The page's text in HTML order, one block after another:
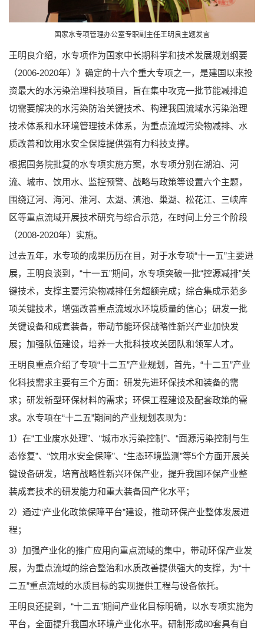
国家水专项管理办公室专职副主任王明良主题发言
王明良介绍，水专项作为国家中长期科学和技术发展规划纲要
（2006-2020年）》确定的十六个重大专项之一，是建国以来投
资最大的水污染治理科技项目，旨在集中攻克一批节能减排迫
切需要解决的水污染防治关键技术、构建我国流域水污染治理
技术体系和水环境管理技术体系，为重点流域污染物减排、水
质改善和饮用水安全保障提供强有力科技支撑。
根据国务院批复的水专项实施方案，水专项分别在湖泊、河
流、城市、饮用水、监控预警、战略与政策等设置六个主题，
围绕辽河、海河、淮河、太湖、滇池、巢湖、松花江、三峡库
区等重点流域开展技术研究与综合示范，在时间上分三个阶段
（2008-2020年）实施。
过去五年，水专项的成果历历在目，对于水专项“十一五”主要进
展，王明良谈到，“十一五”期间，水专项突破一批“控源减排”关
键技术，支撑主要污染物减排任务超额完成；综合集成示范多
项关键技术，增强改善重点流域水环境质量的信心；研发一批
关键设备和成套装备，带动节能环保战略性新兴产业加快发
展；加强队伍建设，培养一大批科技攻关团队和领军人才。
王明良重点介绍了专项“十二五”产业规划，首先，“十二五”产业
化科技需求主要有三个方面：研发先进环保技术和装备的需
求；研发新型环保材料的需求；环保工程建设及配套政策的需
求。水专项在“十二五”期间的产业规划表现为：
1）在“工业废水处理”、“城市水污染控制”、“面源污染控制与生
态修复”、“饮用水安全保障”、“生态环境监测”等5个方面开展关
键设备研发，培育战略性新兴环保产业，提升我国环保产业整
装成套技术的研发能力和重大装备国产化水平；
2）通过“产业化政策保障平台”建设，推动环保产业整体发展进
程；
3）加强产业化的推广应用向重点流域的集中，带动环保产业发
展，为重点流域的综合整治和水质改善提供强大的支撑，为“十
二五”重点流域的水质目标的实现提供工程与设备依托。
王明良还提到，“十二五”期间产业化目标明确，以水专项实施为
平台，全面提升我国水环境产业化水平。研制形成80套具有自